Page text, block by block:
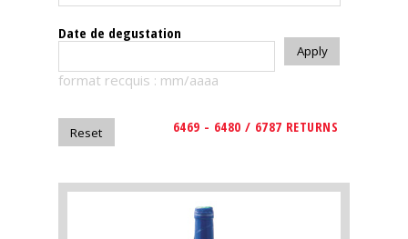
The
magazine
Magazine
Date de degustation
format recquis : mm/aaaa
6469 - 6480 / 6787 RETURNS